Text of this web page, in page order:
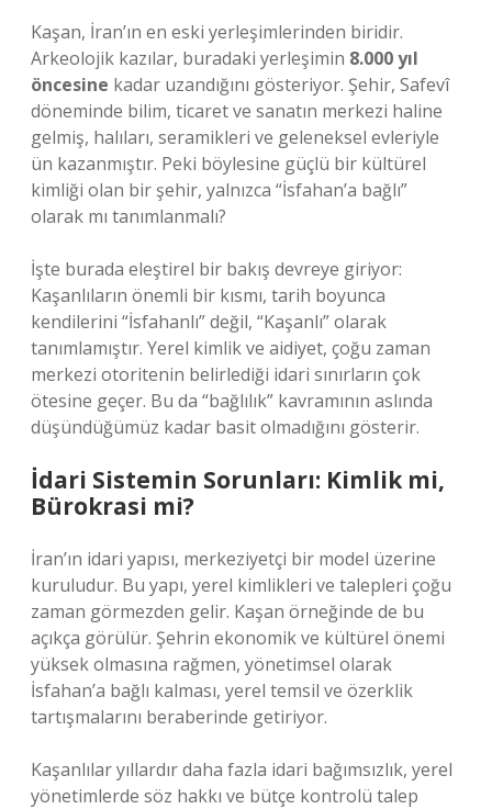
Kaşan, İran’ın en eski yerleşimlerinden biridir.
Arkeolojik kazılar, buradaki yerleşimin 8.000 yıl
öncesine kadar uzandığını gösteriyor. Şehir, Safevî
döneminde bilim, ticaret ve sanatın merkezi haline
gelmiş, halıları, seramikleri ve geleneksel evleriyle
ün kazanmıştır. Peki böylesine güçlü bir kültürel
kimliği olan bir şehir, yalnızca “İsfahan’a bağlı”
olarak mı tanımlanmalı?
İşte burada eleştirel bir bakış devreye giriyor:
Kaşanlıların önemli bir kısmı, tarih boyunca
kendilerini “İsfahanlı” değil, “Kaşanlı” olarak
tanımlamıştır. Yerel kimlik ve aidiyet, çoğu zaman
merkezi otoritenin belirlediği idari sınırların çok
ötesine geçer. Bu da “bağlılık” kavramının aslında
düşündüğümüz kadar basit olmadığını gösterir.
İdari Sistemin Sorunları: Kimlik mi,
Bürokrasi mi?
İran’ın idari yapısı, merkeziyetçi bir model üzerine
kuruludur. Bu yapı, yerel kimlikleri ve talepleri çoğu
zaman görmezden gelir. Kaşan örneğinde de bu
açıkça görülür. Şehrin ekonomik ve kültürel önemi
yüksek olmasına rağmen, yönetimsel olarak
İsfahan’a bağlı kalması, yerel temsil ve özerklik
tartışmalarını beraberinde getiriyor.
Kaşanlılar yıllardır daha fazla idari bağımsızlık, yerel
yönetimlerde söz hakkı ve bütçe kontrolü talep